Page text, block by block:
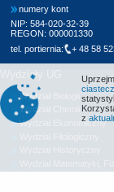
numery kont
NIP: 584-020-32-39
REGON: 000001330
tel. portiernia:
+ 48 58
Wydziały UG
Wydział Biologii
Wydział Chemii
Wydział Ekonomiczny
z